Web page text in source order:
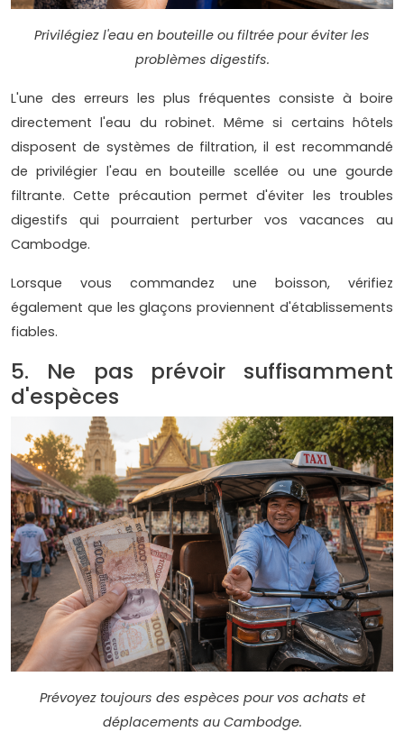
Privilégiez l'eau en bouteille ou filtrée pour éviter les
problèmes digestifs.
L'une des erreurs les plus fréquentes consiste à boire
directement l'eau du robinet. Même si certains hôtels
disposent de systèmes de filtration, il est recommandé
de privilégier l'eau en bouteille scellée ou une gourde
filtrante. Cette précaution permet d'éviter les troubles
digestifs qui pourraient perturber vos vacances au
Cambodge.
Lorsque vous commandez une boisson, vérifiez
également que les glaçons proviennent d'établissements
fiables.
5. Ne pas prévoir suffisamment
d'espèces
Prévoyez toujours des espèces pour vos achats et
déplacements au Cambodge.